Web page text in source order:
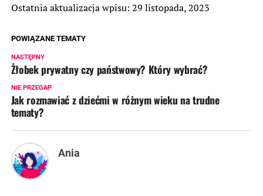
Ostatnia aktualizacja wpisu: 29 listopada, 2023
POWIĄZANE TEMATY
NASTĘPNY
Żłobek prywatny czy państwowy? Który wybrać?
NIE PRZEGAP
Jak rozmawiać z dziećmi w różnym wieku na trudne
tematy?
Ania